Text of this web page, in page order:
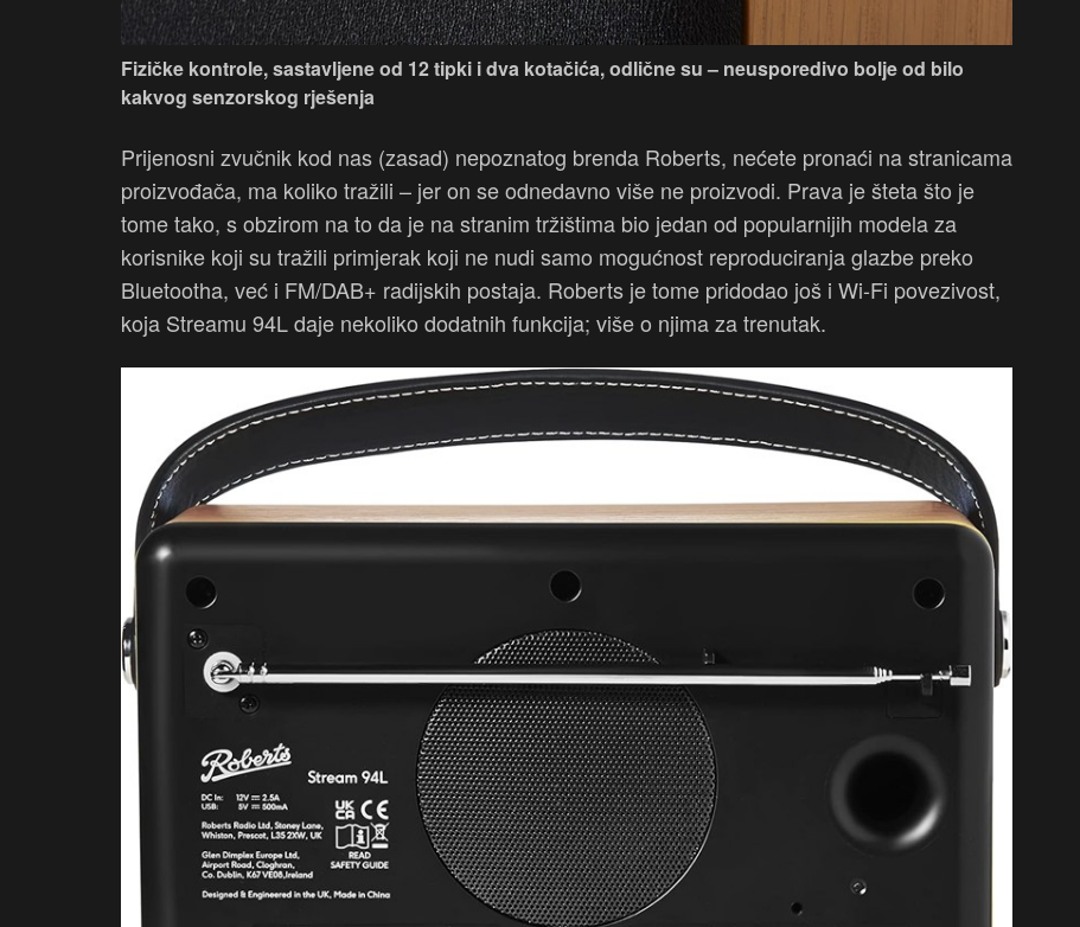
Fizičke kontrole, sastavljene od 12 tipki i dva kotačića, odlične su – neusporedivo bolje od bilo
kakvog senzorskog rješenja
Prijenosni zvučnik kod nas (zasad) nepoznatog brenda Roberts, nećete pronaći na stranicama
proizvođača, ma koliko tražili – jer on se odnedavno više ne proizvodi. Prava je šteta što je
tome tako, s obzirom na to da je na stranim tržištima bio jedan od popularnijih modela za
korisnike koji su tražili primjerak koji ne nudi samo mogućnost reproduciranja glazbe preko
Bluetootha, već i FM/DAB+ radijskih postaja. Roberts je tome pridodao još i Wi-Fi povezivost,
koja Streamu 94L daje nekoliko dodatnih funkcija; više o njima za trenutak.